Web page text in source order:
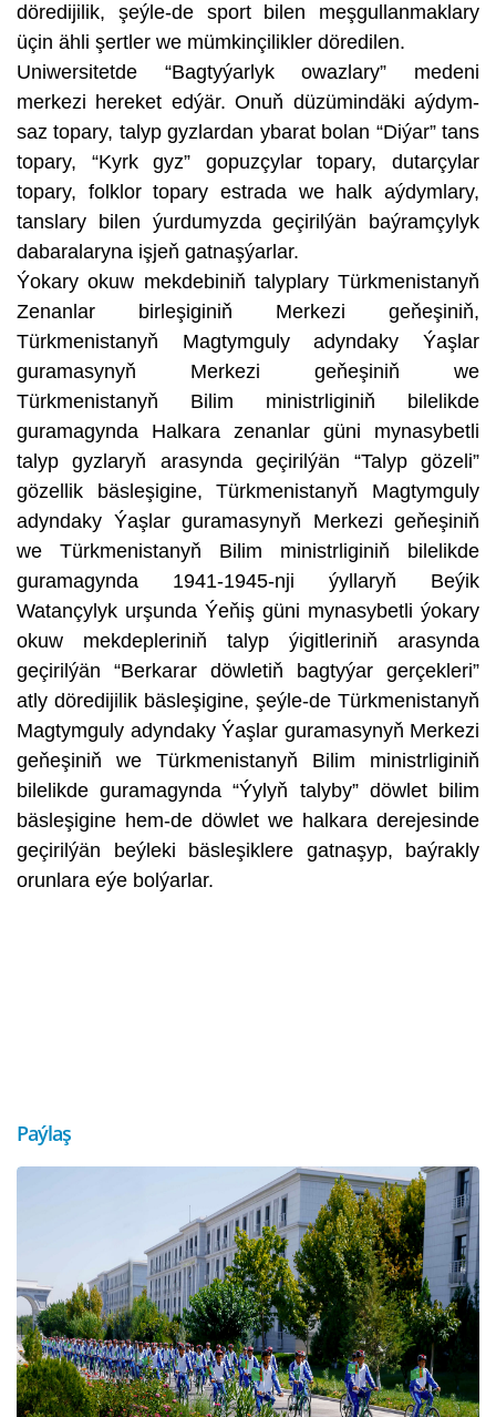
döredijilik, şeýle-de sport bilen meşgullanmaklary
üçin ähli şertler we mümkinçilikler döredilen.
Uniwersitetde “Bagtyýarlyk owazlary” medeni
merkezi hereket edýär. Onuň düzümindäki aýdym-
saz topary, talyp gyzlardan ybarat bolan “Diýar” tans
topary, “Kyrk gyz” gopuzçylar topary, dutarçylar
topary, folklor topary estrada we halk aýdymlary,
tanslary bilen ýurdumyzda geçirilýän baýramçylyk
dabaralaryna işjeň gatnaşýarlar.
Ýokary okuw mekdebiniň talyplary Türkmenistanyň
Zenanlar birleşiginiň Merkezi geňeşiniň,
Türkmenistanyň Magtymguly adyndaky Ýaşlar
guramasynyň Merkezi geňeşiniň we
Türkmenistanyň Bilim ministrliginiň bilelikde
guramagynda Halkara zenanlar güni mynasybetli
talyp gyzlaryň arasynda geçirilýän “Talyp gözeli”
gözellik bäsleşigine, Türkmenistanyň Magtymguly
adyndaky Ýaşlar guramasynyň Merkezi geňeşiniň
we Türkmenistanyň Bilim ministrliginiň bilelikde
guramagynda 1941-1945-nji ýyllaryň Beýik
Watançylyk urşunda Ýeňiş güni mynasybetli ýokary
okuw mekdepleriniň talyp ýigitleriniň arasynda
geçirilýän “Berkarar döwletiň bagtyýar gerçekleri”
atly döredijilik bäsleşigine, şeýle-de Türkmenistanyň
Magtymguly adyndaky Ýaşlar guramasynyň Merkezi
geňeşiniň we Türkmenistanyň Bilim ministrliginiň
bilelikde guramagynda “Ýylyň talyby” döwlet bilim
bäsleşigine hem-de döwlet we halkara derejesinde
geçirilýän beýleki bäsleşiklere gatnaşyp, baýrakly
orunlara eýe bolýarlar.
Paýlaş